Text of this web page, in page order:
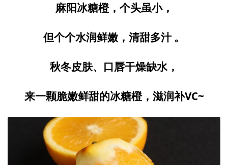
麻阳冰糖橙，个头虽小，
但个个水润鲜嫩，清甜多汁 。
秋冬皮肤、口唇干燥缺水，
来一颗脆嫩鲜甜的冰糖橙，滋润补VC~